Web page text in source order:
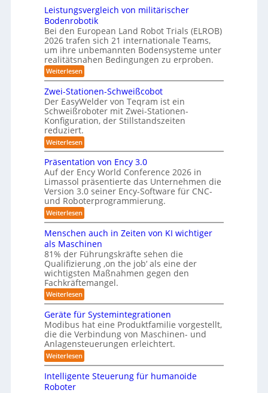
r
6m
3
D
-
S
t
e
r
e
o
-
K
a
m
r
a
s
y
s
t
e
m
f
ü
r
R
o
b
o
t
i
k
u
u
t
t
l
e
-
S
y
s
t
m
f
ü
r
R
e
i
n
ä
u
m
e
b
i
I
S
O
-
K
l
Leistungsvergleich von militärischer
Bodenrobotik
Bei den European Land Robot Trials (ELROB)
2026 trafen sich 21 internationale Teams,
um ihre unbemannten Bodensysteme unter
realitätsnahen Bedingungen zu erproben.
Weiterlesen:
L
e
i
s
t
u
g
s
v
e
r
g
l
e
i
c
h
v
o
n
m
i
l
i
t
ä
r
i
s
c
h
e
r
B
o
d
Zwei-Stationen-Schweißcobot
Der EasyWelder von Teqram ist ein
Schweißroboter mit Zwei-Stationen-
Konfiguration, der Stillstandszeiten
reduziert.
Weiterlesen:
Z
w
e
i
-
S
t
a
t
i
o
n
e
n
-
S
c
h
w
i
ß
c
o
b
o
t
Präsentation von Ency 3.0
Auf der Ency World Conference 2026 in
Limassol präsentierte das Unternehmen die
Version 3.0 seiner Ency-Software für CNC-
und Roboterprogrammierung.
Weiterlesen:
P
ä
s
e
n
t
a
t
i
o
n
v
o
n
E
n
c
3
Menschen auch in Zeiten von KI wichtiger
als Maschinen
81% der Führungskräfte sehen die
Qualifizierung ‚on the job‘ als eine der
wichtigsten Maßnahmen gegen den
Fachkräftemangel.
Weiterlesen:
M
n
s
c
h
e
n
a
u
Geräte für Systemintegrationen
Modibus hat eine Produktfamilie vorgestellt,
die die Verbindung von Maschinen- und
Anlagensteuerungen erleichtert.
Weiterlesen:
G
e
r
Intelligente Steuerung für humanoide
Roboter